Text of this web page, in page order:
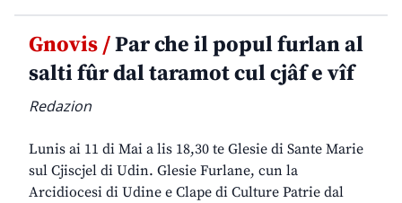
Gnovis /Par che il popul furlan al
salti fûr dal taramot cul cjâf e vîf
Redazion
Lunis ai 11 di Mai a lis 18,30 te Glesie di Sante Marie
sul Cjiscjel di Udin. Glesie Furlane, cun la
Arcidiocesi di Udine e Clape di Culture Patrie dal